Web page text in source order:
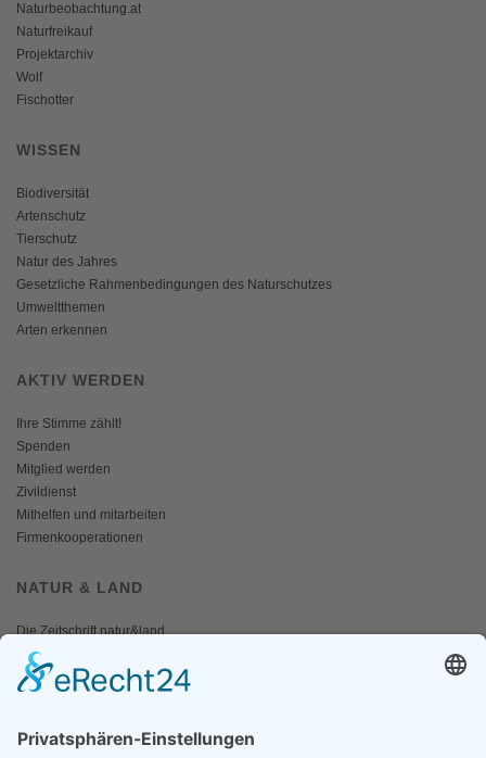
Naturbeobachtung.at
Naturfreikauf
Projektarchiv
Wolf
Fischotter
WISSEN
Biodiversität
Artenschutz
Tierschutz
Natur des Jahres
Gesetzliche Rahmenbedingungen des Naturschutzes
Umweltthemen
Arten erkennen
AKTIV WERDEN
Ihre Stimme zählt!
Spenden
Mitglied werden
Zivildienst
Mithelfen und mitarbeiten
Firmenkooperationen
NATUR & LAND
Die Zeitschrift natur&land
Archiv
Mediadaten